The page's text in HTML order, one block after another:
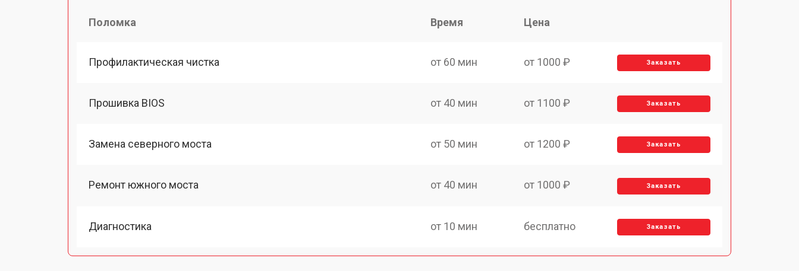
Поломка Время Цена
Профилактическая чистка от 60 мин от 1000 ₽ Заказать
Прошивка BIOS от 40 мин от 1100 ₽ Заказать
Замена северного моста от 50 мин от 1200 ₽ Заказать
Ремонт южного моста от 40 мин от 1000 ₽ Заказать
Диагностика от 10 мин бесплатно Заказать